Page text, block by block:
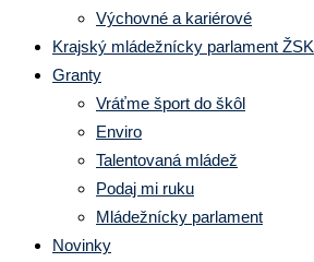
Výchovné a kariérové
Krajský mládežnícky parlament ŽSK
Granty
Vráťme šport do škôl
Enviro
Talentovaná mládež
Podaj mi ruku
Mládežnícky parlament
Novinky